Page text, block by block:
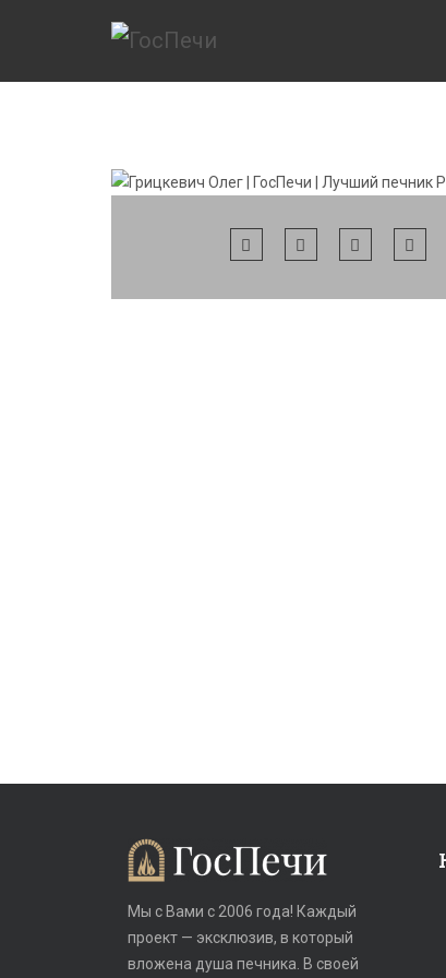
Мы с Вами с 2006 года! Каждый
проект — эксклюзив, в который
вложена душа печника. В своей